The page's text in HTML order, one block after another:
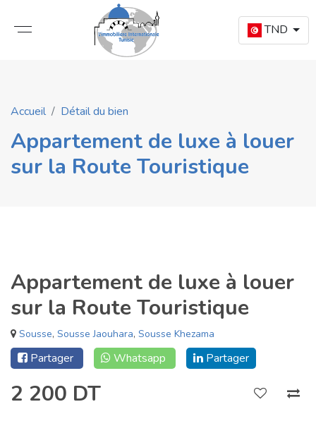
TND
Accueil Détail du bien
Appartement de luxe à louer
sur la Route Touristique
Appartement de luxe à louer
sur la Route Touristique
Sousse, Sousse Jaouhara, Sousse Khezama
Partager Whatsapp Partager
2 200 DT